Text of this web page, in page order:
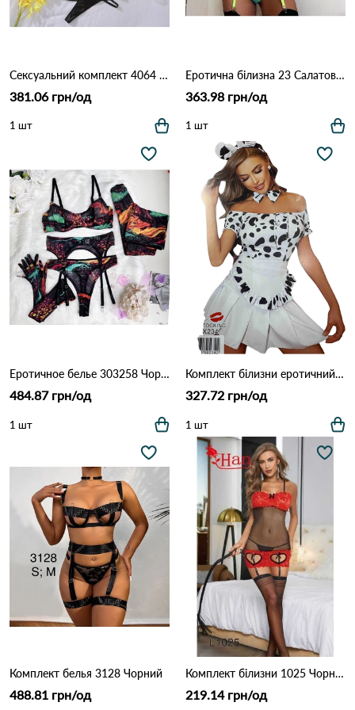
Сексуальний комплект 4064 Чорний
381.06 грн/од
1 шт
Еротична білизна 23 Салатовий
363.98 грн/од
1 шт
Еротичное белье 303258 Чорно-жовтий
484.87 грн/од
1 шт
Комплект білизни еротичний HAN X234 Чорно-білий
327.72 грн/од
1 шт
Комплект белья 3128 Чорний
488.81 грн/од
Комплект білизни 1025 Чорно-червоний
219.14 грн/од